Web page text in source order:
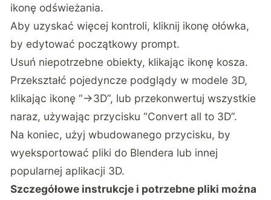
ikonę odświeżania.
Aby uzyskać więcej kontroli, kliknij ikonę ołówka,
by edytować początkowy prompt.
Usuń niepotrzebne obiekty, klikając ikonę kosza.
Przekształć pojedyncze podglądy w modele 3D,
klikając ikonę “->3D”, lub przekonwertuj wszystkie
naraz, używając przycisku “Convert all to 3D”.
Na koniec, użyj wbudowanego przycisku, by
wyeksportować pliki do Blendera lub innej
popularnej aplikacji 3D.
Szczegółowe instrukcje i potrzebne pliki można